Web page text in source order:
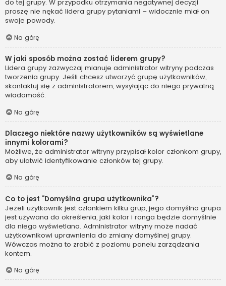
do tej grupy. W przypadku otrzymania negatywnej decyzji
proszę nie nękać lidera grupy pytaniami – widocznie miał on
swoje powody.
Na górę
W jaki sposób można zostać liderem grupy?
Lidera grupy zazwyczaj mianuje administrator witryny podczas
tworzenia grupy. Jeśli chcesz utworzyć grupę użytkowników,
skontaktuj się z administratorem, wysyłając do niego prywatną
wiadomość.
Na górę
Dlaczego niektóre nazwy użytkowników są wyświetlane
innymi kolorami?
Możliwe, że administrator witryny przypisał kolor członkom grupy,
aby ułatwić identyfikowanie członków tej grupy.
Na górę
Co to jest “Domyślna grupa użytkownika”?
Jeżeli użytkownik jest członkiem kilku grup, jego domyślna grupa
jest używana do określenia, jaki kolor i ranga będzie domyślnie
dla niego wyświetlana. Administrator witryny może nadać
użytkownikowi uprawnienia do zmiany domyślnej grupy.
Wówczas można to zrobić z poziomu panelu zarządzania
kontem.
Na górę